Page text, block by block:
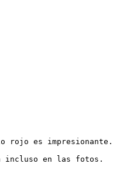
rojo es impresionante.
incluso en las fotos.